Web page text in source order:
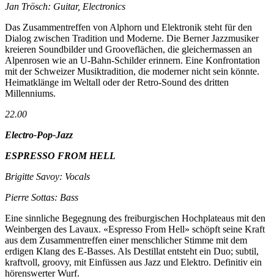
Jan Trösch: Guitar, Electronics
Das Zusammentreffen von Alphorn und Elektronik steht für den
Dialog zwischen Tradition und Moderne. Die Berner Jazzmusiker
kreieren Soundbilder und Grooveflächen, die gleichermassen an
Alpenrosen wie an U-Bahn-Schilder erinnern. Eine Konfrontation
mit der Schweizer Musiktradition, die moderner nicht sein könnte.
Heimatklänge im Weltall oder der Retro-Sound des dritten
Millenniums.
22.00
Electro-Pop-Jazz
ESPRESSO FROM HELL
Brigitte Savoy: Vocals
Pierre Sottas: Bass
Eine sinnliche Begegnung des freiburgischen Hochplateaus mit den
Weinbergen des Lavaux. «Espresso From Hell» schöpft seine Kraft
aus dem Zusammentreffen einer menschlicher Stimme mit dem
erdigen Klang des E-Basses. Als Destillat entsteht ein Duo; subtil,
kraftvoll, groovy, mit Einfüssen aus Jazz und Elektro. Definitiv ein
hörenswerter Wurf.